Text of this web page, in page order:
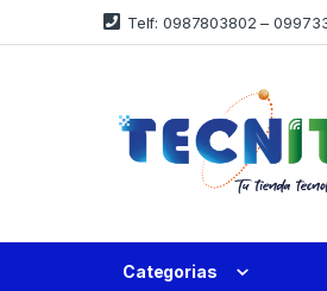
Telf: 0987803802 –
Categorias